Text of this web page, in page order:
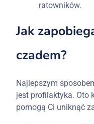
ratowników.
Jak
czadem?
Najlepszym
jest profilaktyka. Oto
pomogą Ci uniknąć